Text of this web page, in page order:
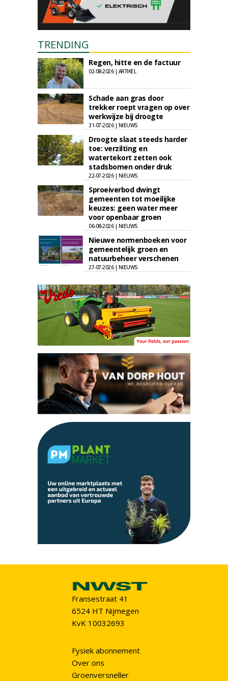
TRENDING
Regen, hitte en de factuur
02-08-2026 | ARTIKEL
Schade aan gras door
trekker roept vragen op over
werkwijze bij droogte
31-07-2026 | NIEUWS
Droogte slaat steeds harder
toe: verzilting en
watertekort zetten ook
stadsbomen onder druk
22-07-2026 | NIEUWS
Sproeiverbod dwingt
gemeenten tot moeilijke
keuzes: geen water meer
voor openbaar groen
06-08-2026 | NIEUWS
Nieuwe normenboeken voor
gemeentelijk groen en
natuurbeheer verschenen
27-07-2026 | NIEUWS
Fransestraat 41
6524 HT Nijmegen
KvK 10032693
Fysiek abonnement
Over ons
Groenversneller